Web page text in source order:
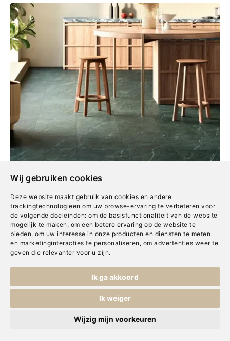
Wij gebruiken cookies
Deze website maakt gebruik van cookies en andere
trackingtechnologieën om uw browse-ervaring te verbeteren voor
de volgende doeleinden: om de basisfunctionaliteit van de website
mogelijk te maken , om een betere ervaring op de website te
bieden, om uw interesse in onze producten en diensten te meten
en marketinginteracties te personaliseren , om advertenties weer te
geven die relevanter voor u zijn.
Ik ga akkoord
Ik weiger
Wijzig mijn voorkeuren
De eerste stap op
weg naarjouw
thuis